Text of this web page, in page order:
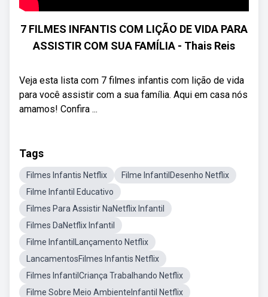
7 FILMES INFANTIS COM LIÇÃO DE VIDA PARA
ASSISTIR COM SUA FAMÍLIA - Thais Reis
Veja esta lista com 7 filmes infantis com lição de vida
para você assistir com a sua família. Aqui em casa nós
amamos! Confira ...
Tags
Filmes Infantis Netflix
Filme InfantilDesenho Netflix
Filme Infantil Educativo
Filmes Para Assistir NaNetflix Infantil
Filmes DaNetflix Infantil
Filme InfantilLançamento Netflix
LancamentosFilmes Infantis Netflix
Filmes InfantilCriança Trabalhando Netflix
Filme Sobre Meio AmbienteInfantil Netflix